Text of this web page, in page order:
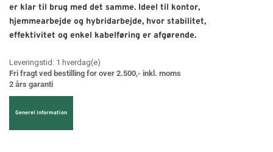
er klar til brug med det samme. Ideel til kontor,
hjemmearbejde og hybridarbejde, hvor stabilitet,
effektivitet og enkel kabelføring er afgørende.
Leveringstid: 1 hverdag(e)
Fri fragt ved bestilling for over 2.500,- inkl. moms
2 års garanti
Generel information